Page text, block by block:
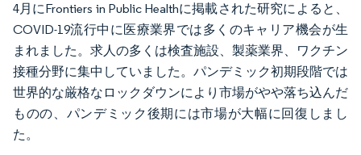
4月にFrontiers in Public Healthに掲載された研究によると、
COVID-19流行中に医療業界では多くのキャリア機会が生
まれました。求人の多くは検査施設、製薬業界、ワクチン
接種分野に集中していました。パンデミック初期段階では
世界的な厳格なロックダウンにより市場がやや落ち込んだ
ものの、パンデミック後期には市場が大幅に回復しまし
た。